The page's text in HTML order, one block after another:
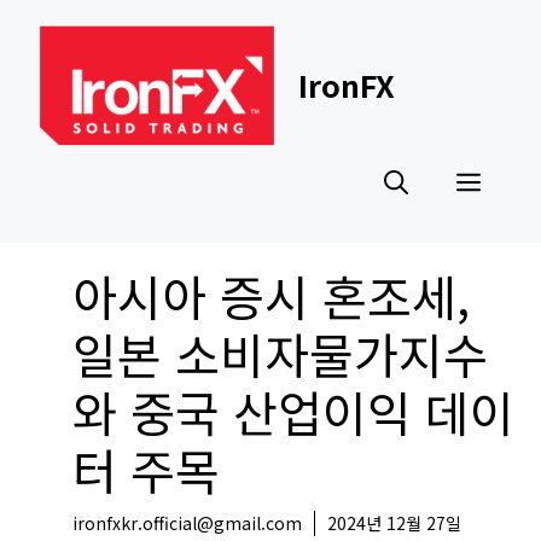
content
IronFX
아시아 증시 혼조세,
일본 소비자물가지수
와 중국 산업이익 데이
터 주목
ironfxkr.official@gmail.com 2024년 12월 27일